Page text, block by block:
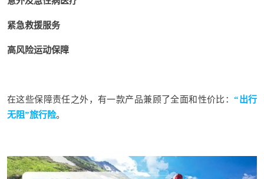
紧急救援服务
高风险运动保障
在这些保障责任之外，有一款产品兼顾了全面和性价比：“出行
无阻”旅行险。